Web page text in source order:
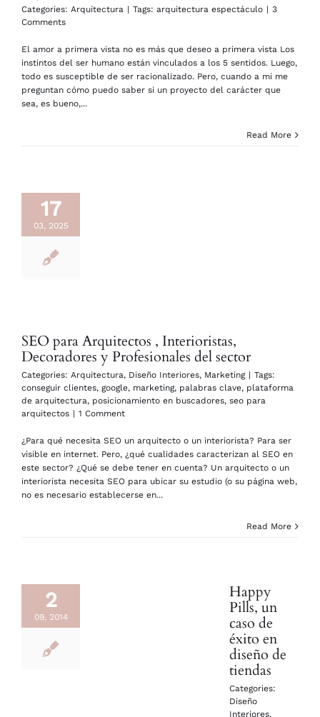
Categories: Arquitectura | Tags: arquitectura espectáculo | 3
Comments
El amor a primera vista no es más que deseo a primera vista Los
instintos del ser humano están vinculados a los 5 sentidos. Luego,
todo es susceptible de ser racionalizado. Pero, cuando a mi me
preguntan cómo puedo saber si un proyecto del carácter que
sea, es bueno,...
Read More
17
03, 2025
SEO para Arquitectos , Interioristas,
Decoradores y Profesionales del sector
Categories: Arquitectura, Diseño Interiores, Marketing | Tags:
conseguir clientes, google, marketing, palabras clave, plataforma
de arquitectura, posicionamiento en buscadores, seo para
arquitectos | 1 Comment
¿Para qué necesita SEO un arquitecto o un interiorista? Para ser
visible en internet. Pero, ¿qué cualidades caracterizan al SEO en
este sector? ¿Qué se debe tener en cuenta? Un arquitecto o un
interiorista necesita SEO para ubicar su estudio (o su página web,
no es necesario establecerse en...
Read More
2
09, 2014
Happy
Pills, un
caso de
éxito en
diseño de
tiendas
Categories:
Diseño
Interiores,